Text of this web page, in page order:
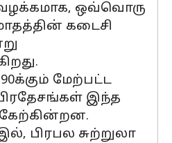
வழக்கமாக, ஒவ்வொரு
கடைசி
மேற்பட்ட
இந்த
பிரபல சுற்றுலா